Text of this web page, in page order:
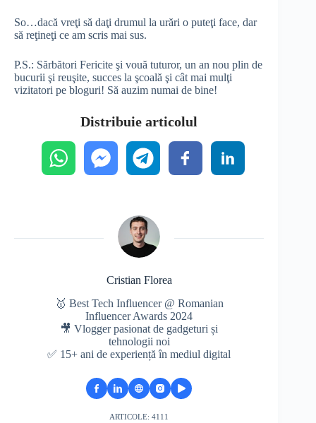
So…dacă vreţi să daţi drumul la urări o puteţi face, dar
să reţineţi ce am scris mai sus.
P.S.: Sărbători Fericite şi vouă tuturor, un an nou plin de
bucurii şi reuşite, succes la şcoală şi cât mai mulţi
vizitatori pe bloguri! Să auzim numai de bine!
Distribuie articolul
Cristian Florea
🥇 Best Tech Influencer @ Romanian
Influencer Awards 2024
🎥 Vlogger pasionat de gadgeturi și
tehnologii noi
✅ 15+ ani de experiență în mediul digital
ARTICOLE: 4111